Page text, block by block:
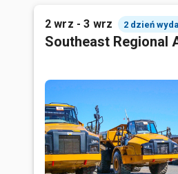
2 wrz - 3 wrz 2 dzień
Southeast Regional